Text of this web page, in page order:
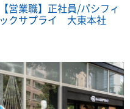
【営業職】正社員/パシフィ
ックサプライ 大東本社